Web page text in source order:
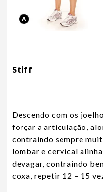
Stiff
Descendo com os
forçar a articulação,
contraindo sempre
lombar e cervical
devagar, contraindo
coxa, repetir 12 – 15